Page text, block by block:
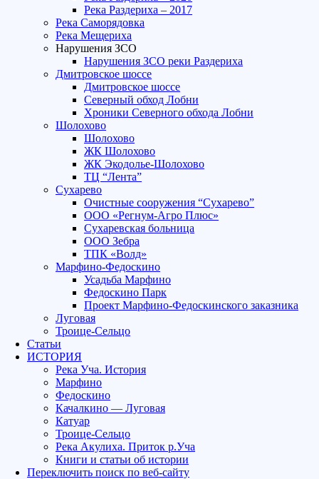
Река Раздериха – 2017
Река Саморядовка
Река Мещериха
Нарушения ЗСО
Нарушения ЗСО реки Раздериха
Дмитровское шоссе
Дмитровское шоссе
Северный обход Лобни
Хроники Северного обхода Лобни
Шолохово
Шолохово
ЖК Шолохово
ЖК Экодолье-Шолохово
ТЦ “Лента”
Сухарево
Очистные сооружения “Сухарево”
ООО «Регнум-Агро Плюс»
Сухаревская больница
ООО Зебра
ТПК «Волд»
Марфино-Федоскино
Усадьба Марфино
Федоскино Парк
Проект Марфино-Федоскинского заказника
Луговая
Троице-Сельцо
Статьи
ИСТОРИЯ
Река Уча. История
Марфино
Федоскино
Качалкино — Луговая
Катуар
Троице-Сельцо
Река Акулиха. Приток р.Уча
Книги и статьи об истории
Переключить поиск по веб-сайту